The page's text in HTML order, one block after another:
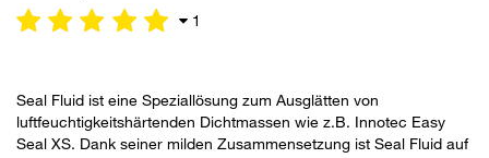
1
Seal Fluid ist eine Speziallösung zum Ausglätten von
luftfeuchtigkeitshärtenden Dichtmassen wie z.B. Innotec Easy
Seal XS. Dank seiner milden Zusammensetzung ist Seal Fluid auf